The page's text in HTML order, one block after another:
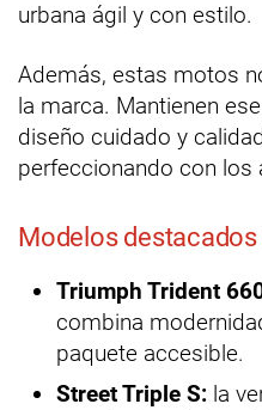
urbana ágil y con estilo.
Además, estas motos
la marca. Mantienen
diseño cuidado y
perfeccionando con los
Modelos
Triumph Trident
combina
paquete accesible.
Street Triple S: la